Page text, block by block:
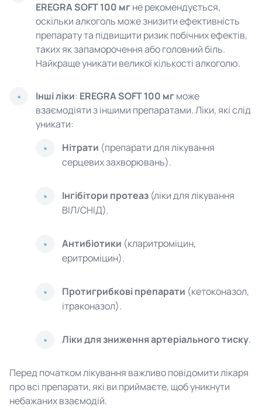
EREGRA SOFT 100 мгне рекомендується,
оскільки алкоголь може знизити ефективність
препарату та підвищити ризик побічних ефектів,
таких як запаморочення або головний біль.
Найкраще уникати великої кількості алкоголю.
Інші ліки: EREGRA SOFT 100 мгможе
взаємодіяти з іншими препаратами. Ліки, які слід
уникати:
Нітрати (препарати для лікування
серцевих захворювань).
Інгібітори протеаз (ліки для лікування
ВІЛ/СНІД).
Антибіотики (кларитроміцин,
еритроміцин).
Протигрибкові препарати (кетоконазол,
ітраконазол).
Ліки для зниження артеріального тиску.
Перед початком лікування важливо повідомити лікаря
про всі препарати, які ви приймаєте, щоб уникнути
небажаних взаємодій.